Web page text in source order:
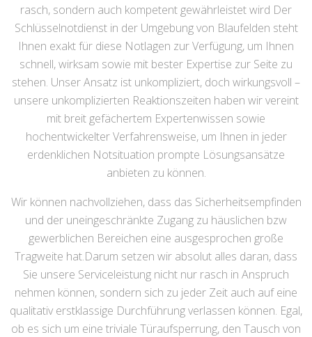
rasch, sondern auch kompetent gewährleistet wird Der
Schlüsselnotdienst in der Umgebung von Blaufelden steht
Ihnen exakt für diese Notlagen zur Verfügung, um Ihnen
schnell, wirksam sowie mit bester Expertise zur Seite zu
stehen. Unser Ansatz ist unkompliziert, doch wirkungsvoll –
unsere unkomplizierten Reaktionszeiten haben wir vereint
mit breit gefächertem Expertenwissen sowie
hochentwickelter Verfahrensweise, um Ihnen in jeder
erdenklichen Notsituation prompte Lösungsansätze
anbieten zu können.
Wir können nachvollziehen, dass das Sicherheitsempfinden
und der uneingeschränkte Zugang zu häuslichen bzw
gewerblichen Bereichen eine ausgesprochen große
Tragweite hat.Darum setzen wir absolut alles daran, dass
Sie unsere Serviceleistung nicht nur rasch in Anspruch
nehmen können, sondern sich zu jeder Zeit auch auf eine
qualitativ erstklassige Durchführung verlassen können. Egal,
ob es sich um eine triviale Türaufsperrung, den Tausch von